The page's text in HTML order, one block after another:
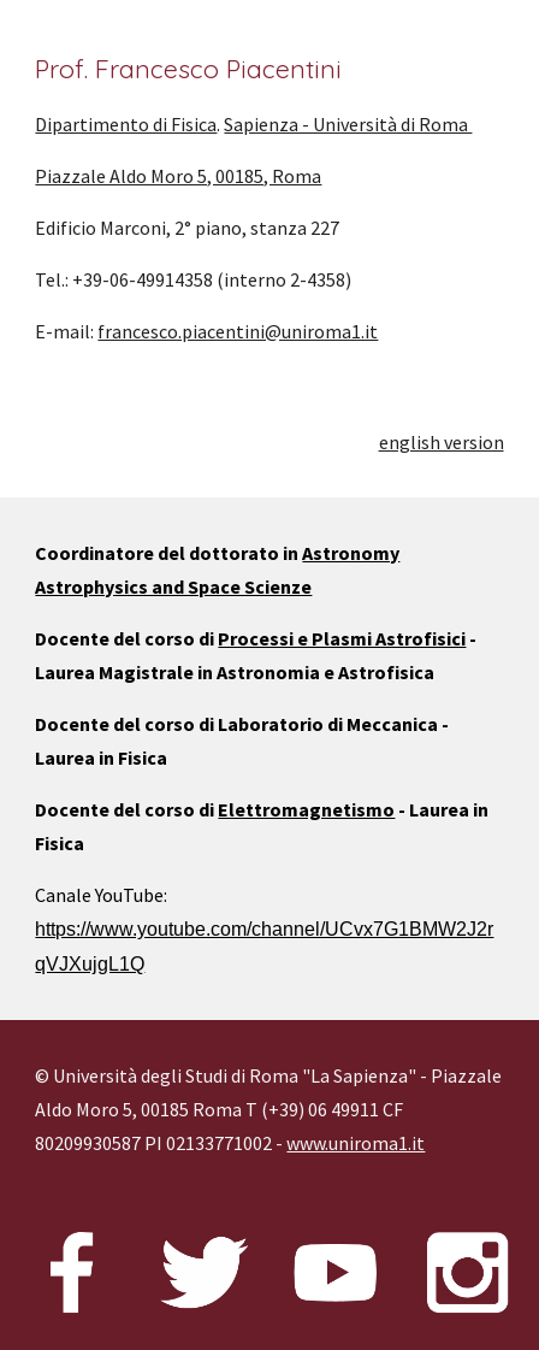
Prof. Francesco Piacentini
Dipartimento di Fisica.Sapienza - Università di Roma
Piazzale Aldo Moro 5, 00185, Roma
Edificio Marconi, 2° piano, stanza 227
Tel.: +39-06-49914358 (interno 2-4358)
E-mail: francesco.piacentini@uniroma1.it
english version
Coordinatore del dottorato inAstronomy
Astrophysics and Space Scienze
Docente del corso di Processi e Plasmi Astrofisici -
Laurea Magistrale in Astronomia e Astrofisica
Docente del corso di Laboratorio di Meccanica -
Laurea in Fisica
Docente del corso di Elettromagnetismo - Laurea in
Fisica
Canale YouTube:
https://www.youtube.com/channel/UCvx7G1BMW2J2r
qVJXujgL1Q
© Università degli Studi di Roma "La Sapienza" - Piazzale
Aldo Moro 5, 00185 Roma T (+39) 06 49911 CF
80209930587 PI 02133771002 -www.uniroma1.it